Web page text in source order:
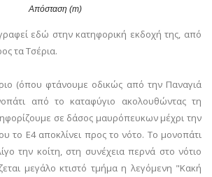
Απόσταση (m)
εδώ στην κατηφορική εκδοχή της, από
τα Τσέρια.
(όπου φτάνουμε οδικώς από την Παναγιά
από το καταφύγιο ακολουθώντας τη
σε δάσος μαυρόπευκων μέχρι την
το Ε4 αποκλίνει προς το νότο. Το μονοπάτι
την κοίτη, στη συνέχεια περνά στο νότιο
μεγάλο κτιστό τμήμα η λεγόμενη "Κακή